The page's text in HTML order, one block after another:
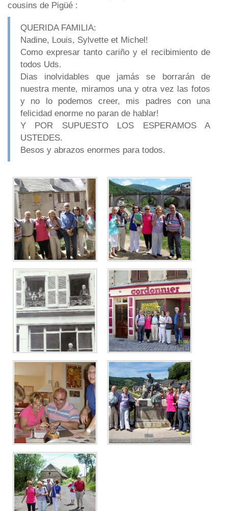
cousins de Pigüé :
QUERIDA FAMILIA:
Nadine, Louis, Sylvette et Michel!
Como expresar tanto cariño y el recibimiento de
todos Uds.
Dias inolvidables que jamás se borrarán de
nuestra mente, miramos una y otra vez las fotos
y no lo podemos creer, mis padres con una
felicidad enorme no paran de hablar!
Y POR SUPUESTO LOS ESPERAMOS A
USTEDES.
Besos y abrazos enormes para todos.